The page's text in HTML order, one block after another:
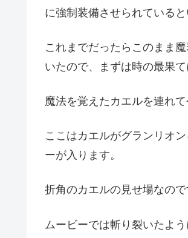
に強制装備させられている
これまでだったらこのまま
いたので、まずは時の最果
魔法を覚えたカエルを連れ
ここはカエルがグランリオ
ーが入ります。
折角のカエルの見せ場なの
ムービーでは斬り裂いたよ